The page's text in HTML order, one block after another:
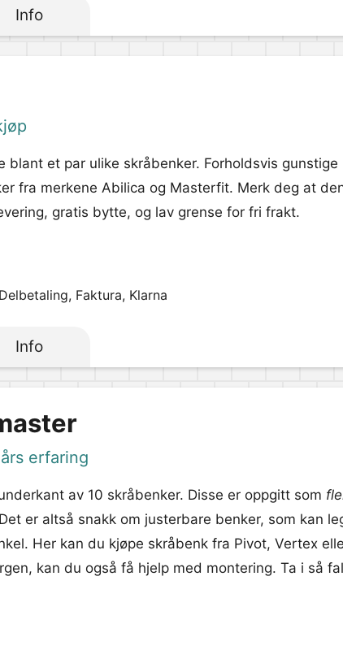
Info
blant et par ulike skråbenker. Forholdsvis gunstige
fra merkene Abilica og Masterfit. Merk deg at
gratis bytte, og lav grense for fri frakt.
Faktura, Klarna
Info
erfaring
av 10 skråbenker. Disse er oppgitt som
er altså snakk om justerbare benker, som kan
Her kan du kjøpe skråbenk fra Pivot, Vertex
kan du også få hjelp med montering. Ta i så